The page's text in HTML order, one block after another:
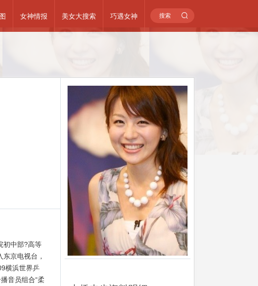
女神情报 美女大搜索 巧遇女神
初中部?高等
京电视台，
横浜世界乒
音员组合“柔